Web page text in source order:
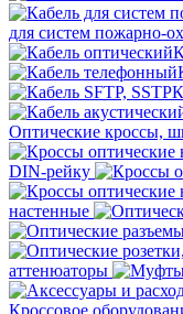
для систем пожарно-
Оптические кроссы,
DIN-рейку
настенные
аттенюаторы
Кроссовое